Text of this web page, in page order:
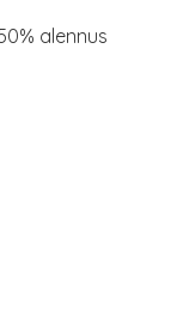
alennus